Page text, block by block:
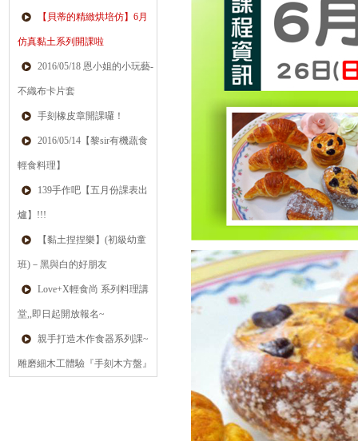
【貝蒂的精緻烘培仿】6月
仿真黏土系列開課啦
2016/05/18 恩小姐的小玩藝-
不織布卡片套
手刻橡皮章開課囉！
2016/05/14【黎sir有機蔬食
輕食料理】
139手作吧【五月份課表出
爐】!!!
【黏土捏捏樂】(初級幼童
班)－黑與白的好朋友
Love+X輕食尚 系列料理講
堂,,即日起開放報名~
親手打造木作食器系列課~
雕磨細木工體驗『手刻木方盤』